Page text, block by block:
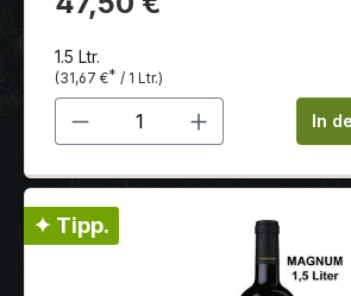
1.5 Ltr.
(31,67 €* / 1 Ltr.)
Produkt Anzahl: GibIn
✦ Tipp.